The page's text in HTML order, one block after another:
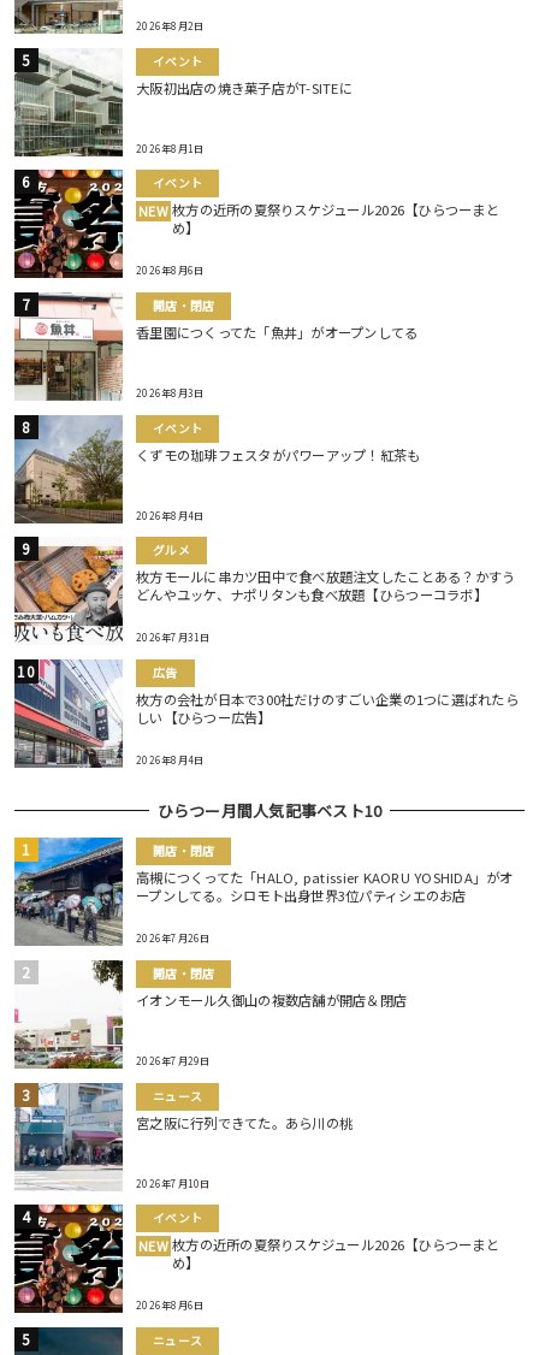
2026年8月2日
イベント
大阪初出店の焼き菓子店がT-SITEに
2026年8月1日
イベント
NEW 枚方の近所の夏祭りスケジュール2026【ひらつーまと
め】
2026年8月6日
開店・閉店
香里園につくってた「魚丼」がオープンしてる
2026年8月3日
イベント
くずモの珈琲フェスタがパワーアップ！紅茶も
2026年8月4日
グルメ
枚方モールに串カツ田中で食べ放題注文したことある？かすう
どんやユッケ、ナポリタンも食べ放題【ひらつーコラボ】
2026年7月31日
広告
枚方の会社が日本で300社だけのすごい企業の1つに選ばれたら
しい【ひらつー広告】
2026年8月4日
ひらつー月間人気記事ベスト10
開店・閉店
高槻につくってた「HALO, patissier KAORU YOSHIDA」がオ
ープンしてる。シロモト出身世界3位パティシエのお店
2026年7月26日
開店・閉店
イオンモール久御山の複数店舗が開店＆閉店
2026年7月29日
ニュース
宮之阪に行列できてた。あら川の桃
2026年7月10日
イベント
NEW 枚方の近所の夏祭りスケジュール2026【ひらつーまと
め】
2026年8月6日
ニュース